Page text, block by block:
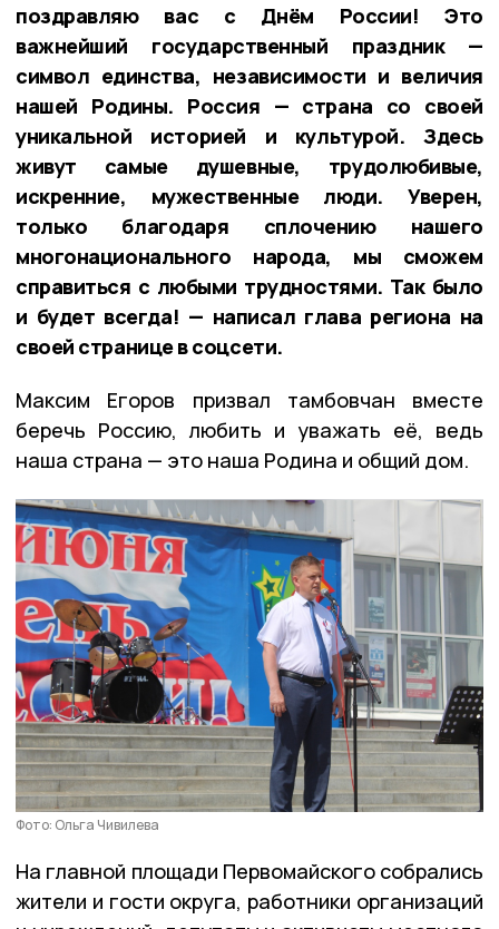
поздравляю вас с Днём России! Это
важнейший государственный праздник —
символ единства, независимости и величия
нашей Родины. Россия — страна со своей
уникальной историей и культурой. Здесь
живут самые душевные, трудолюбивые,
искренние, мужественные люди. Уверен,
только благодаря сплочению нашего
многонационального народа, мы сможем
справиться с любыми трудностями. Так было
и будет всегда! — написал глава региона на
своей странице в соцсети.
Максим Егоров призвал тамбовчан вместе
беречь Россию, любить и уважать её, ведь
наша страна — это наша Родина и общий дом.
Фото: Ольга Чивилева
На главной площади Первомайского собрались
жители и гости округа, работники организаций